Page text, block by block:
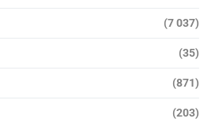
(7 037)
(35)
(871)
(203)